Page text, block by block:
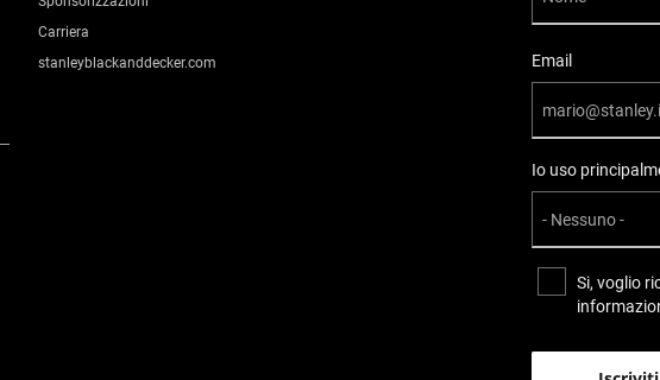
Carriera
stanleyblackanddecker.com
Email
Io uso
Si, voglio